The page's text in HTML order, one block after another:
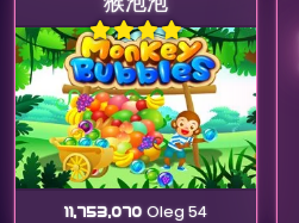
11,753,070 Oleg 54